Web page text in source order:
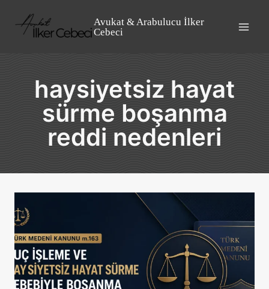
content
Avukat & Arabulucu İlker
Cebeci
haysiyetsiz hayat
sürme boşanma
reddi nedenleri